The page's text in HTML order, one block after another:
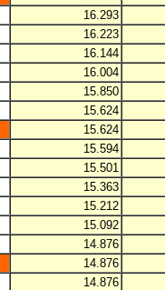
16.293
16.223
16.144
16.004
15.850
15.624
15.624
15.594
15.501
15.363
15.212
15.092
14.876
14.876
14.876